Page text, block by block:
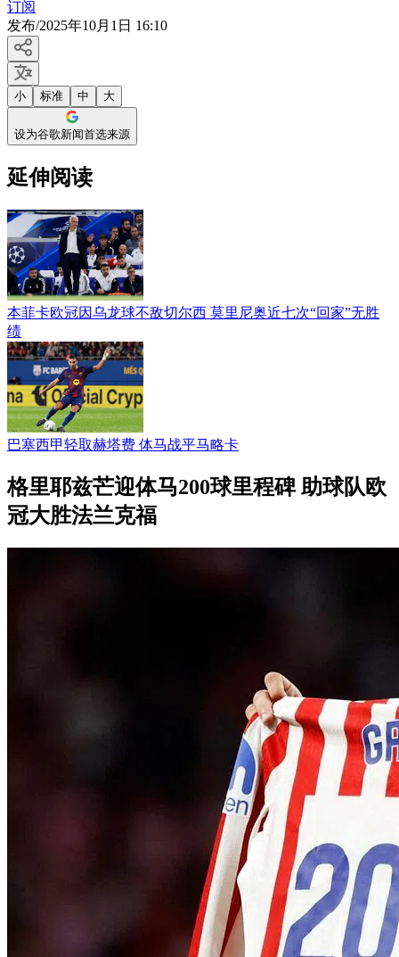
订阅
发布/2025年10月1日 16:10
小 标准 中 大
设为谷歌新闻首选来源
延伸阅读
本菲卡欧冠因乌龙球不敌切尔西 莫里尼奥近七次“回家”无胜
绩
巴塞西甲轻取赫塔费 体马战平马略卡
格里耶兹芒迎体马200球里程碑 助球队欧
冠大胜法兰克福